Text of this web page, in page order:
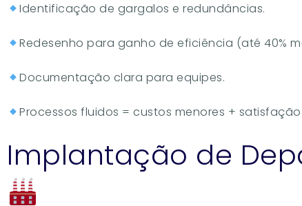
Identificação de gargalos e redundâncias.
Redesenho para ganho de eficiência (até 40%
Documentação clara para equipes.
Processos fluidos = custos menores +
Implantação de